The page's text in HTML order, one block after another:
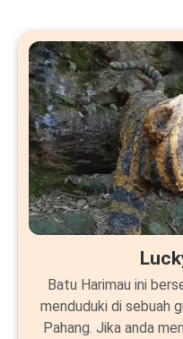
Batu Harimau ini
menduduki di sebuah
Pahang. Jika anda